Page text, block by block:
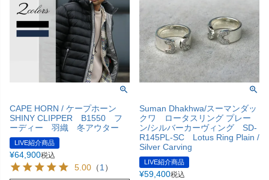
CAPE HORN / ケープホーン
SHINY CLIPPER B1550 フ
ーディー 羽織 冬アウター
LIVE紹介商品
¥64,900税込
5.00 （1 ）
Suman Dhakhwa/スーマンダッ
クワ ロータスリング プレー
ン/シルバーカーヴィング SD-
R145PL-SC Lotus Ring Plain /
Silver Carving
LIVE紹介商品
¥59,400税込